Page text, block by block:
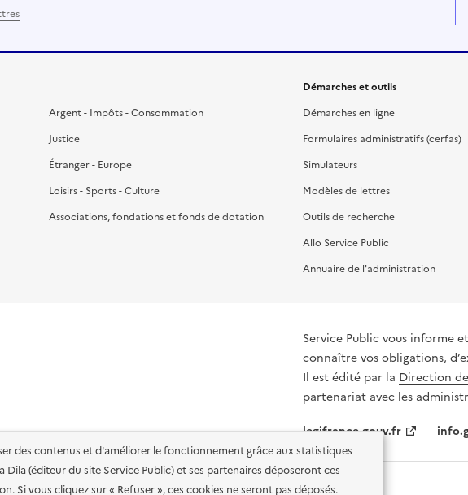
des contenus et d'améliorer le fonctionnement grâce aux statistiques
(éditeur du site Service Public) et ses partenaires déposeront ces
Si vous cliquez sur « Refuser », ces cookies ne seront pas déposés.
Argent - Impôts - Consommation
Justice
Étranger - Europe
Loisirs - Sports - Culture
Associations, fondations et fonds de dotation
Démarches et outils
Démarches en ligne
Formulaires administratifs (cerfas)
Simulateurs
Modèles de lettres
Outils de recherche
Allo Service Public
Annuaire de l'administration
Service Public vous informe
connaître vos obligations,
Il est édité par la Direction
partenariat avec les
legifrance.gouv.fr